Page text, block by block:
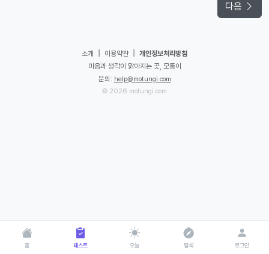
다음
소개 이용약관
개인정보처리방침
마음과 생각이 맑아지는 곳, 모퉁이
문의: help@motungi.com
© 2026 motungi.com
홈 테스트 오늘 탐색 로그인